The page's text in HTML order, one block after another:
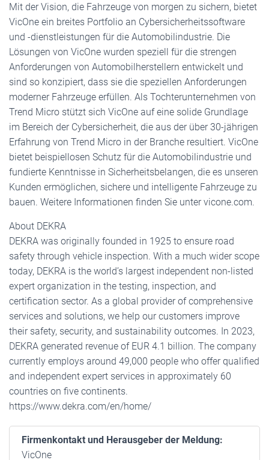
Mit der Vision, die Fahrzeuge von morgen zu sichern, bietet
VicOne ein breites Portfolio an Cybersicherheitssoftware
und -dienstleistungen für die Automobilindustrie. Die
Lösungen von VicOne wurden speziell für die strengen
Anforderungen von Automobilherstellern entwickelt und
sind so konzipiert, dass sie die speziellen Anforderungen
moderner Fahrzeuge erfüllen. Als Tochterunternehmen von
Trend Micro stützt sich VicOne auf eine solide Grundlage
im Bereich der Cybersicherheit, die aus der über 30-jährigen
Erfahrung von Trend Micro in der Branche resultiert. VicOne
bietet beispiellosen Schutz für die Automobilindustrie und
fundierte Kenntnisse in Sicherheitsbelangen, die es unseren
Kunden ermöglichen, sichere und intelligente Fahrzeuge zu
bauen. Weitere Informationen finden Sie unter vicone.com.
About DEKRA
DEKRA was originally founded in 1925 to ensure road
safety through vehicle inspection. With a much wider scope
today, DEKRA is the world’s largest independent non-listed
expert organization in the testing, inspection, and
certification sector. As a global provider of comprehensive
services and solutions, we help our customers improve
their safety, security, and sustainability outcomes. In 2023,
DEKRA generated revenue of EUR 4.1 billion. The company
currently employs around 49,000 people who offer qualified
and independent expert services in approximately 60
countries on five continents.
https://www.dekra.com/en/home/
Firmenkontakt und Herausgeber der Meldung:
VicOne